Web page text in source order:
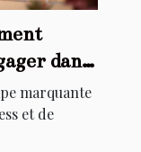
dans
marquante
et de